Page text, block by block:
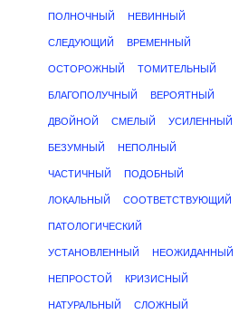
ПОЛНОЧНЫЙ НЕВИННЫЙ
СЛЕДУЮЩИЙ ВРЕМЕННЫЙ
ОСТОРОЖНЫЙ ТОМИТЕЛЬНЫЙ
БЛАГОПОЛУЧНЫЙ ВЕРОЯТНЫЙ
ДВОЙНОЙ СМЕЛЫЙ УСИЛЕННЫЙ
БЕЗУМНЫЙ НЕПОЛНЫЙ
ЧАСТИЧНЫЙ ПОДОБНЫЙ
ЛОКАЛЬНЫЙ СООТВЕТСТВУЮЩИЙ
ПАТОЛОГИЧЕСКИЙ
УСТАНОВЛЕННЫЙ НЕОЖИДАННЫЙ
НЕПРОСТОЙ КРИЗИСНЫЙ
НАТУРАЛЬНЫЙ СЛОЖНЫЙ